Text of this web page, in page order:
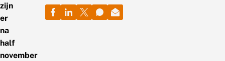
zijn
er
na
half
november